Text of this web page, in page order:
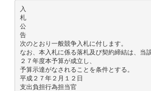
入
札
公
告
次のとおり一般競争入札に付します。
なお、本入札に係る落札及び契約締結は、当
２７年度本予算が成立し、
予算示達がなされることを条件とする。
平成２７年２月１２日
支出負担行為担当官